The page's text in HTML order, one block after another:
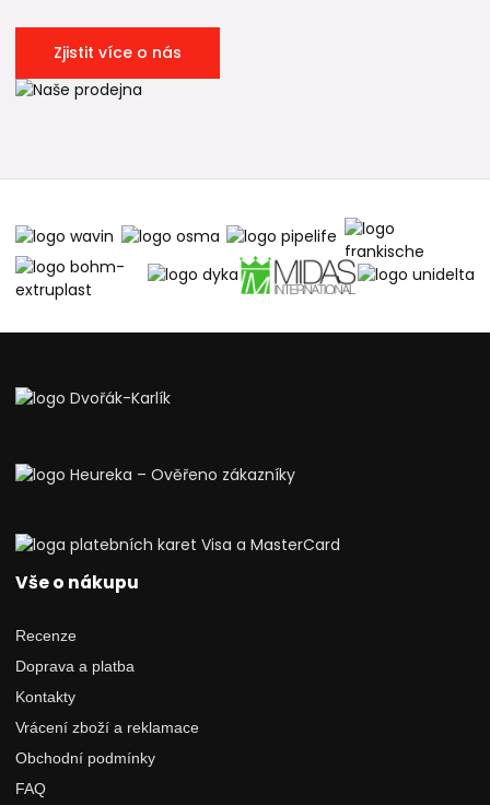
Zjistit více o nás
Vše o nákupu
Recenze
Doprava a platba
Kontakty
Vrácení zboží a reklamace
Obchodní podmínky
FAQ